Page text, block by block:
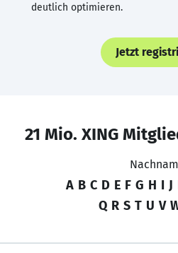
deutlich optimieren.
Jetzt
21 Mio. XING
A B C D E F G H I J
Q R S T U V